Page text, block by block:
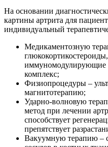
На основании
картины артрита для
индивидуальный
Медикаментозную
иммуномодулирующие
комплекс;
Физиопроцедуры –
магнитотерапию;
Ударно-волновую
метод при лечении
способствует
препятствует
Вакуумную терапию –